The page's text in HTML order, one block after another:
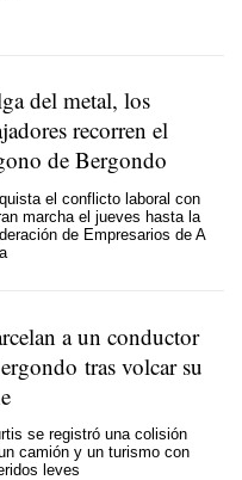
del metal, los
recorren el
de Bergondo
el conflicto laboral con
marcha el jueves hasta la
de Empresarios de A
a un conductor
tras volcar su
se registró una colisión
camión y un turismo con
leves